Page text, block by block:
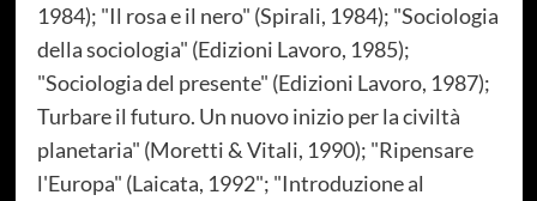
1984); "Il rosa e il nero" (Spirali, 1984); "Sociologia
della sociologia" (Edizioni Lavoro, 1985);
"Sociologia del presente" (Edizioni Lavoro, 1987);
Turbare il futuro. Un nuovo inizio per la civiltà
planetaria" (Moretti & Vitali, 1990); "Ripensare
l'Europa" (Laicata, 1992"; "Introduzione al